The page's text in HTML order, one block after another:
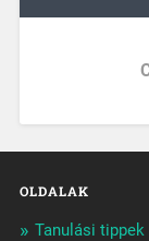
OLDALAK
Tanulási tippek